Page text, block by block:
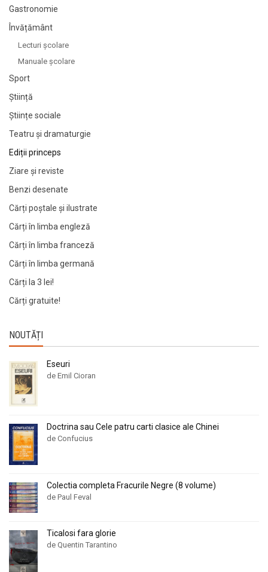
Gastronomie
Învățământ
Lecturi şcolare
Manuale şcolare
Sport
Știință
Științe sociale
Teatru și dramaturgie
Ediții princeps
Ziare şi reviste
Benzi desenate
Cărți poștale și ilustrate
Cărți în limba engleză
Cărți în limba franceză
Cărți în limba germană
Cărți la 3 lei!
Cărți gratuite!
NOUTĂȚI
Eseuri
de Emil Cioran
Doctrina sau Cele patru carti clasice ale Chinei
de Confucius
Colectia completa Fracurile Negre (8 volume)
de Paul Feval
Ticalosi fara glorie
de Quentin Tarantino